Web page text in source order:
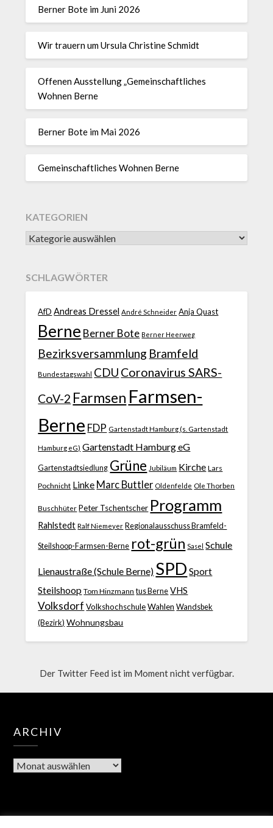
Berner Bote im Juni 2026
Wir trauern um Ursula Christine Schmidt
Offenen Ausstellung „Gemeinschaftliches
Wohnen Berne
Berner Bote im Mai 2026
Gemeinschaftliches Wohnen Berne
KATEGORIEN
SCHLAGWÖRTER
AfD Andreas Dressel André Schneider Anja Quast
Berne Berner Bote Berner Heerweg
Bezirksversammlung Bramfeld
Bundestagswahl CDU Coronavirus SARS-
CoV-2 Farmsen Farmsen-
Berne FDP Gartenstadt Hamburg (s. Gartenstadt
Hamburg eG) Gartenstadt Hamburg eG
Gartenstadtsiedlung Grüne Jubiläum Kirche Lars
Pochnicht Linke Marc Buttler Oldenfelde Ole Thorben
Buschhüter Peter Tschentscher Programm
Rahlstedt Ralf Niemeyer Regionalausschuss Bramfeld-
Steilshoop-Farmsen-Berne rot-grün Sasel Schule
Lienaustraße (Schule Berne) SPD Sport
Steilshoop Tom Hinzmann tus Berne VHS
Volksdorf Volkshochschule Wahlen Wandsbek
(Bezirk) Wohnungsbau
Der Twitter Feed ist im Moment nicht verfügbar.
ARCHIV